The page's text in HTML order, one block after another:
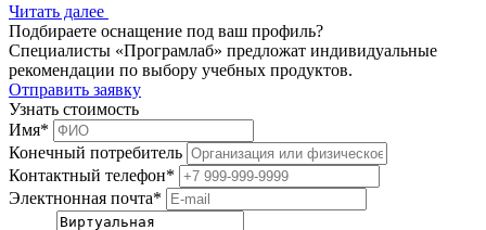
Читать далее
Подбираете оснащение под ваш профиль?
Специалисты «Програмлаб» предложат индивидуальные
рекомендации по выбору учебных продуктов.
Отправить заявку
Узнать стоимость
Имя*
Конечный потребитель
Контактный телефон*
Электнонная почта*